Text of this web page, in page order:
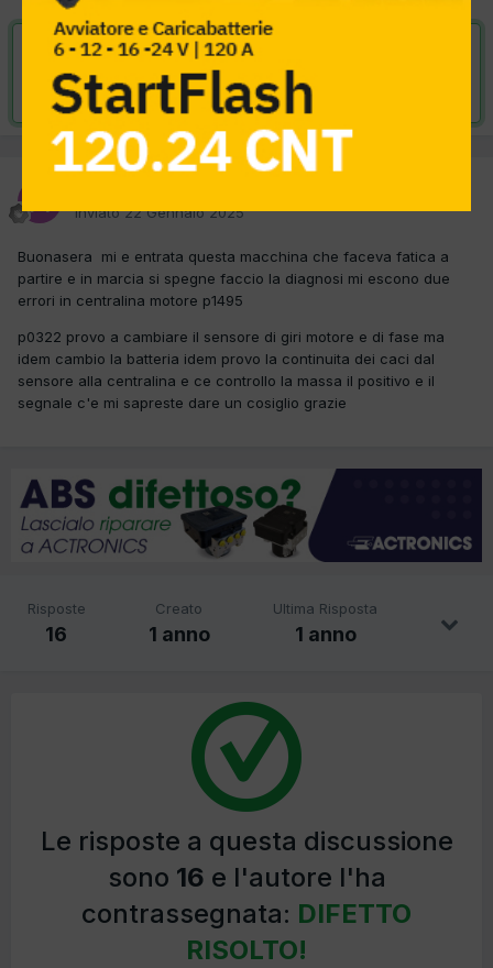
VAI ALLA SOLUZIONE
Risolta da cdr,24 Gennaio 2025
Inviato22 Gennaio 2025
Buonasera mi e entrata questa macchina che faceva fatica a
partire e in marcia si spegne faccio la diagnosi mi escono due
errori in centralina motore p1495
p0322 provo a cambiare il sensore di giri motore e di fase ma
idem cambio la batteria idem provo la continuita dei caci dal
sensore alla centralina e ce controllo la massa il positivo e il
segnale c'e mi sapreste dare un cosiglio grazie
Risposte
16
Creato
1 anno
Ultima Risposta
1 anno
Le risposte a questa discussione
sono 16 e l'autore l'ha
contrassegnata: DIFETTO
RISOLTO!